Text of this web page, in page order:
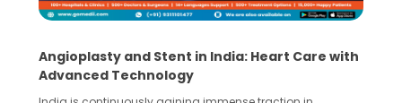
5 Essential Steps for Effective Human Sperm
Collection and Processing Methods